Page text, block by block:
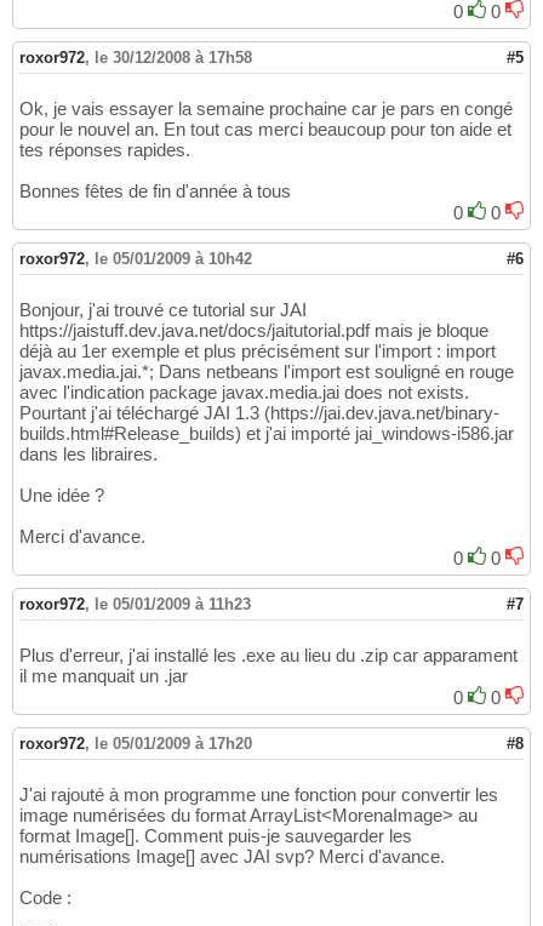
14
15
16
18
19
20
21
23
24
25
	        	inputImage =
new
Graphics2D g =
			g.drawRenderedImage
}
else {
inputImage== null
throw new
}
return inputImage;
0 0
roxor972, le 30/12/2008 à 17h58 #5
Ok, je vais essayer la semaine prochaine car je pars en congé
pour le nouvel an. En tout cas merci beaucoup pour ton aide et
tes réponses rapides.
Bonnes fêtes de fin d'année à tous
0
0
roxor972, le 05/01/2009 à 10h42 #6
Bonjour, j'ai trouvé ce tutorial sur JAI
https://jaistuff.dev.java.net/docs/jaitutorial.pdf mais je bloque
déjà au 1er exemple et plus précisément sur l'import : import
javax.media.jai.*; Dans netbeans l'import est souligné en rouge
avec l'indication package javax.media.jai does not exists.
Pourtant j'ai téléchargé JAI 1.3 (https://jai.dev.java.net/binary-
builds.html#Release_builds) et j'ai importé jai_windows-i586.jar
dans les libraires.
Une idée ?
Merci d'avance.
0
0
roxor972, le 05/01/2009 à 11h23 #7
Plus d'erreur, j'ai installé les .exe au lieu du .zip car apparament
il me manquait un .jar
0
0
roxor972, le 05/01/2009 à 17h20 #8
J'ai rajouté à mon programme une fonction pour convertir les
image numérisées du format ArrayList<MorenaImage> au
format Image[]. Comment puis-je sauvegarder les
numérisations Image[] avec JAI svp? Merci d'avance.
Code :